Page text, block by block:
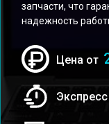
запчасти, что
надежность
Цена от